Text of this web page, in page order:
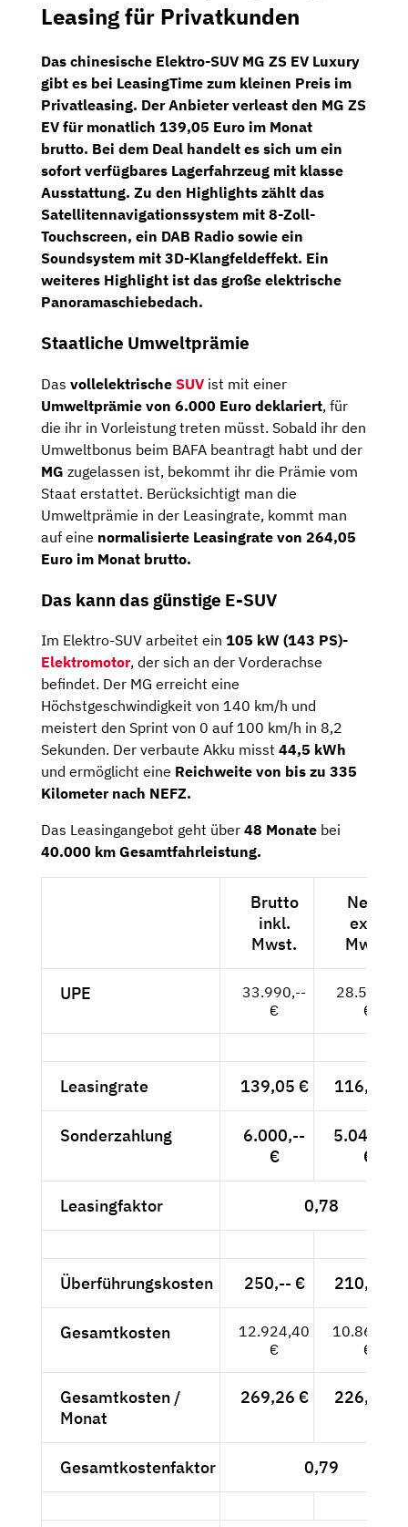
Leasing für Privatkunden
Das chinesische Elektro-SUV MG ZS EV Luxury
gibt es bei LeasingTime zum kleinen Preis im
Privatleasing. Der Anbieter verleast den MG ZS
EV für monatlich 139,05 Euro im Monat
brutto. Bei dem Deal handelt es sich um ein
sofort verfügbares Lagerfahrzeug mit klasse
Ausstattung. Zu den Highlights zählt das
Satellitennavigationssystem mit 8-Zoll-
Touchscreen, ein DAB Radio sowie ein
Soundsystem mit 3D-Klangfeldeffekt. Ein
weiteres Highlight ist das große elektrische
Panoramaschiebedach.
Staatliche Umweltprämie
Das vollelektrische SUV ist mit einer
Umweltprämie von 6.000 Euro deklariert, für
die ihr in Vorleistung treten müsst. Sobald ihr den
Umweltbonus beim BAFA beantragt habt und der
MG zugelassen ist, bekommt ihr die Prämie vom
Staat erstattet. Berücksichtigt man die
Umweltprämie in der Leasingrate, kommt man
auf eine normalisierte Leasingrate von 264,05
Euro im Monat brutto.
Das kann das günstige E-SUV
Im Elektro-SUV arbeitet ein 105 kW (143 PS)-
Elektromotor, der sich an der Vorderachse
befindet. Der MG erreicht eine
Höchstgeschwindigkeit von 140 km/h und
meistert den Sprint von 0 auf 100 km/h in 8,2
Sekunden. Der verbaute Akku misst 44,5 kWh
und ermöglicht eine Reichweite von bis zu 335
Kilometer nach NEFZ.
Das Leasingangebot geht über 48 Monate bei
40.000 km Gesamtfahrleistung.
Brutto
inkl.
Mwst.
Netto
exkl.
Mwst.
UPE
33.990,--
€
28.563,--
€
Leasingrate 139,05 € 116,85 €
Sonderzahlung
6.000,--
€
5.042,02
€
Leasingfaktor 0,78
Überführungskosten 250,-- € 210,08 €
Gesamtkosten
12.924,40
€
10.860,84
€
Gesamtkosten /
Monat
269,26 € 226,27 €
Gesamtkostenfaktor 0,79